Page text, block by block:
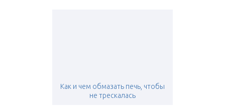
Как и чем обмазать печь, чтобы
не трескалась